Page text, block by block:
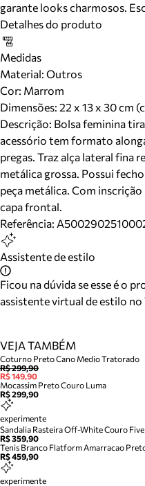
garante looks charmosos.
Detalhes do produto
Medidas
Material: Outros
Cor: Marrom
Dimensões: 22 x 13 x 30 cm
Descrição: Bolsa feminina
acessório tem formato
pregas. Traz alça lateral fina
metálica grossa. Possui
peça metálica. Com
capa frontal.
Referência:
Assistente de estilo
Ficou na dúvida se esse é o
assistente virtual de estilo no
VEJA TAMBÉM
Coturno Preto Cano Medio Tratorado
R$ 299,90
R$ 149,90
Mocassim Preto Couro Luma
R$ 299,90
experimente
Sandalia Rasteira Off-White Couro
R$ 359,90
Tenis Branco Flatform Amarracao
R$ 459,90
experimente